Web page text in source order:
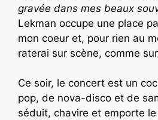
gravée dans mes beaux
Lekman occupe une place
mon coeur et, pour rien au
raterai sur scène, comme
Ce soir, le concert est un
pop, de nova-disco et de
séduit, chavire et emporte